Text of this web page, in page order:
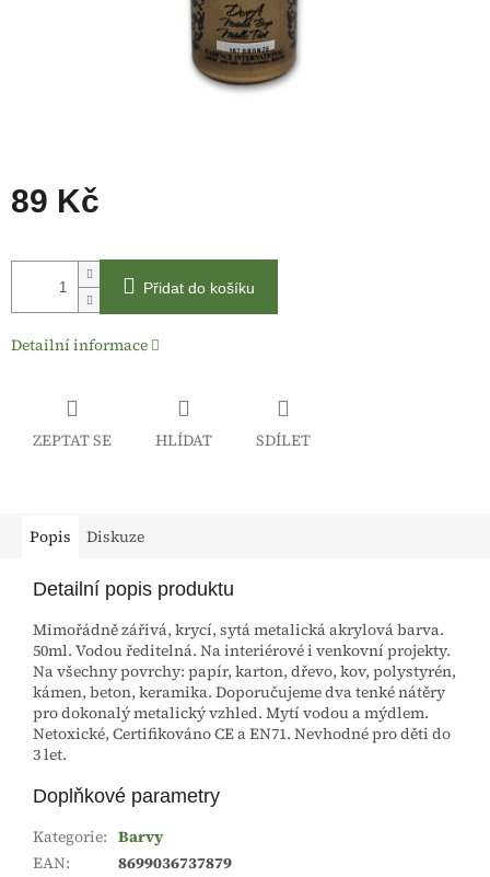
89 Kč
cena:
Přidat do košíku
Detailní informace
ZEPTAT SE HLÍDAT SDÍLET
Popis Diskuze
Detailní popis produktu
Mimořádně zářivá, krycí, sytá metalická akrylová barva.
50ml. Vodou ředitelná. Na interiérové i venkovní projekty.
Na všechny povrchy: papír, karton, dřevo, kov, polystyrén,
kámen, beton, keramika. Doporučujeme dva tenké nátěry
pro dokonalý metalický vzhled. Mytí vodou a mýdlem.
Netoxické, Certifikováno CE a EN71. Nevhodné pro děti do
3 let.
Doplňkové parametry
Kategorie: Barvy
EAN: 8699036737879